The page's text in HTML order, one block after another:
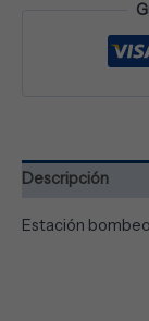
Descripción
Estación